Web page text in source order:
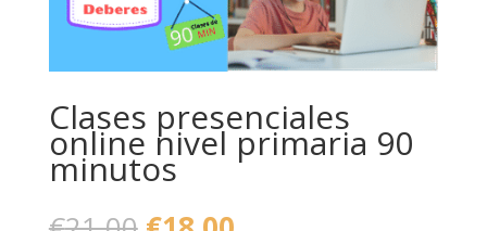
Clases presenciales
online nivel primaria 90
minutos